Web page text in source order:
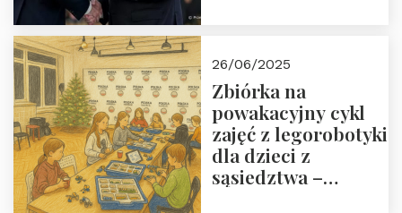
26/06/2025
Zbiórka na
powakacyjny cykl
zajęć z legorobotyki
dla dzieci z
sąsiedztwa –